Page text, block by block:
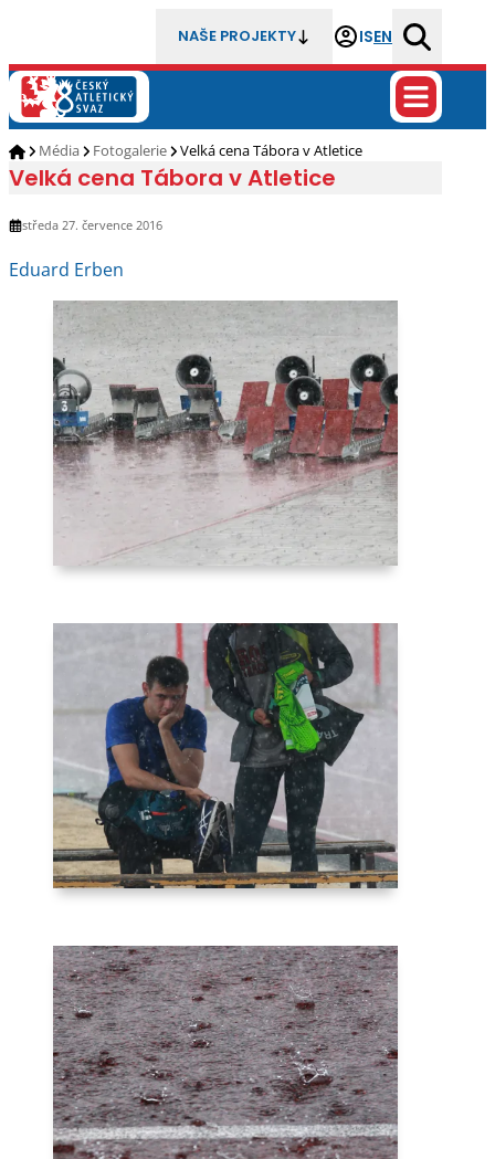
NAŠE PROJEKTY ISEN
Média Fotogalerie Velká cena Tábora v Atletice
Velká cena Tábora v Atletice
středa 27. července 2016
Eduard Erben